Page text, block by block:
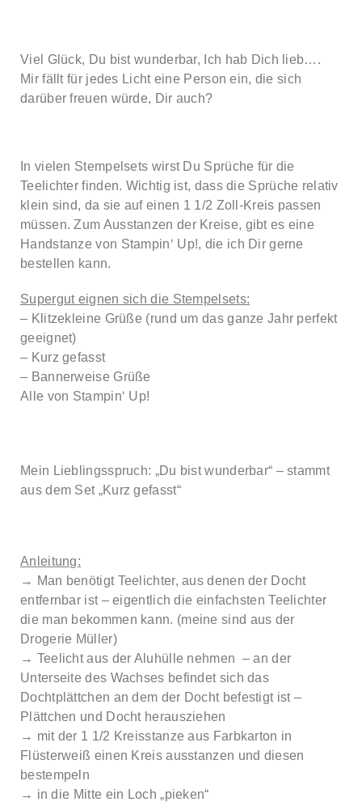
Viel Glück, Du bist wunderbar, Ich hab Dich lieb….
Mir fällt für jedes Licht eine Person ein, die sich
darüber freuen würde, Dir auch?
In vielen Stempelsets wirst Du Sprüche für die
Teelichter finden. Wichtig ist, dass die Sprüche relativ
klein sind, da sie auf einen 1 1/2 Zoll-Kreis passen
müssen. Zum Ausstanzen der Kreise, gibt es eine
Handstanze von Stampin‘ Up!, die ich Dir gerne
bestellen kann.
Supergut eignen sich die Stempelsets:
– Klitzekleine Grüße (rund um das ganze Jahr perfekt
geeignet)
– Kurz gefasst
– Bannerweise Grüße
Alle von Stampin‘ Up!
Mein Lieblingsspruch: „Du bist wunderbar“ – stammt
aus dem Set „Kurz gefasst“
Anleitung:
→ Man benötigt Teelichter, aus denen der Docht
entfernbar ist – eigentlich die einfachsten Teelichter
die man bekommen kann. (meine sind aus der
Drogerie Müller)
→ Teelicht aus der Aluhülle nehmen – an der
Unterseite des Wachses befindet sich das
Dochtplättchen an dem der Docht befestigt ist –
Plättchen und Docht herausziehen
→ mit der 1 1/2 Kreisstanze aus Farbkarton in
Flüsterweiß einen Kreis ausstanzen und diesen
bestempeln
→ in die Mitte ein Loch „pieken“